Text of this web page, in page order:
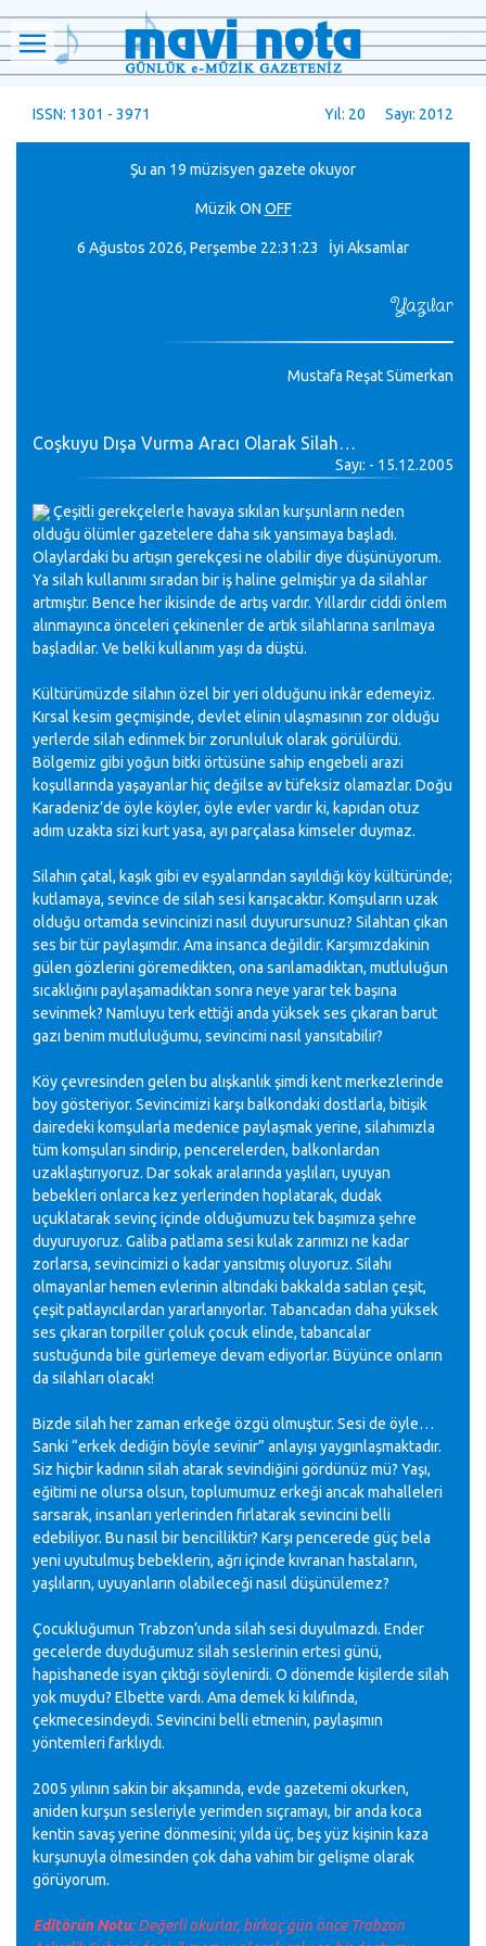
ISSN: 1301 - 3971 Yıl: 20 Sayı: 2012
Şu an 19 müzisyen gazete okuyor
MüzikON OFF
6 Ağustos 2026, Perşembe 22:31:24 İyi Aksamlar
Yazılar
Mustafa Reşat Sümerkan
Coşkuyu Dışa Vurma Aracı Olarak Silah…
Sayı: - 15.12.2005
Çeşitli gerekçelerle havaya sıkılan kurşunların neden
olduğu ölümler gazetelere daha sık yansımaya başladı.
Olaylardaki bu artışın gerekçesi ne olabilir diye düşünüyorum.
Ya silah kullanımı sıradan bir iş haline gelmiştir ya da silahlar
artmıştır. Bence her ikisinde de artış vardır. Yıllardır ciddi önlem
alınmayınca önceleri çekinenler de artık silahlarına sarılmaya
başladılar. Ve belki kullanım yaşı da düştü.
Kültürümüzde silahın özel bir yeri olduğunu inkâr edemeyiz.
Kırsal kesim geçmişinde, devlet elinin ulaşmasının zor olduğu
yerlerde silah edinmek bir zorunluluk olarak görülürdü.
Bölgemiz gibi yoğun bitki örtüsüne sahip engebeli arazi
koşullarında yaşayanlar hiç değilse av tüfeksiz olamazlar. Doğu
Karadeniz’de öyle köyler, öyle evler vardır ki, kapıdan otuz
adım uzakta sizi kurt yasa, ayı parçalasa kimseler duymaz.
Silahın çatal, kaşık gibi ev eşyalarından sayıldığı köy kültüründe;
kutlamaya, sevince de silah sesi karışacaktır. Komşuların uzak
olduğu ortamda sevincinizi nasıl duyurursunuz? Silahtan çıkan
ses bir tür paylaşımdır. Ama insanca değildir. Karşımızdakinin
gülen gözlerini göremedikten, ona sarılamadıktan, mutluluğun
sıcaklığını paylaşamadıktan sonra neye yarar tek başına
sevinmek? Namluyu terk ettiği anda yüksek ses çıkaran barut
gazı benim mutluluğumu, sevincimi nasıl yansıtabilir?
Köy çevresinden gelen bu alışkanlık şimdi kent merkezlerinde
boy gösteriyor. Sevincimizi karşı balkondaki dostlarla, bitişik
dairedeki komşularla medenice paylaşmak yerine, silahımızla
tüm komşuları sindirip, pencerelerden, balkonlardan
uzaklaştırıyoruz. Dar sokak aralarında yaşlıları, uyuyan
bebekleri onlarca kez yerlerinden hoplatarak, dudak
uçuklatarak sevinç içinde olduğumuzu tek başımıza şehre
duyuruyoruz. Galiba patlama sesi kulak zarımızı ne kadar
zorlarsa, sevincimizi o kadar yansıtmış oluyoruz. Silahı
olmayanlar hemen evlerinin altındaki bakkalda satılan çeşit,
çeşit patlayıcılardan yararlanıyorlar. Tabancadan daha yüksek
ses çıkaran torpiller çoluk çocuk elinde, tabancalar
sustuğunda bile gürlemeye devam ediyorlar. Büyünce onların
da silahları olacak!
Bizde silah her zaman erkeğe özgü olmuştur. Sesi de öyle…
Sanki “erkek dediğin böyle sevinir” anlayışı yaygınlaşmaktadır.
Siz hiçbir kadının silah atarak sevindiğini gördünüz mü? Yaşı,
eğitimi ne olursa olsun, toplumumuz erkeği ancak mahalleleri
sarsarak, insanları yerlerinden fırlatarak sevincini belli
edebiliyor. Bu nasıl bir bencilliktir? Karşı pencerede güç bela
yeni uyutulmuş bebeklerin, ağrı içinde kıvranan hastaların,
yaşlıların, uyuyanların olabileceği nasıl düşünülemez?
Çocukluğumun Trabzon’unda silah sesi duyulmazdı. Ender
gecelerde duyduğumuz silah seslerinin ertesi günü,
hapishanede isyan çıktığı söylenirdi. O dönemde kişilerde silah
yok muydu? Elbette vardı. Ama demek ki kılıfında,
çekmecesindeydi. Sevincini belli etmenin, paylaşımın
yöntemleri farklıydı.
2005 yılının sakin bir akşamında, evde gazetemi okurken,
aniden kurşun sesleriyle yerimden sıçramayı, bir anda koca
kentin savaş yerine dönmesini; yılda üç, beş yüz kişinin kaza
kurşunuyla ölmesinden çok daha vahim bir gelişme olarak
görüyorum.
Editörün Notu: Değerli okurlar, birkaç gün önce Trabzon